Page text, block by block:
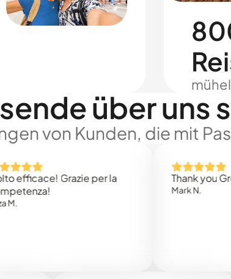
über uns
von Kunden, die mit
Grazie per la
Thank you Great